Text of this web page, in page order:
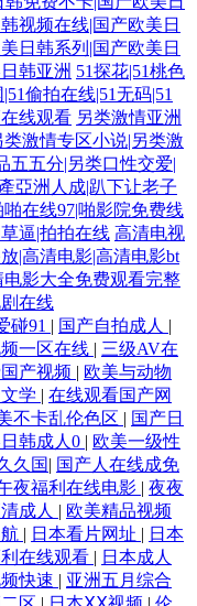
视频在线|国产欧美日
日韩系列|国产欧美日
韩亚洲 51探花|51桃色
偷拍在线|51无码|51
线观看 另类激情亚洲
激情专区小说|另类激
五五分|另类口性交爱|
亞洲人成|趴下让老子
在线97|啪影院免费线
逼|拍拍在线 高清电视
|高清电影|高清电影bt
影大全免费观看完整
在线
碰91 | 国产自拍成人 |
一区在线 | 三级AV在
产视频 | 欧美与动物
学 | 在线观看国产网
不卡乱伦色区 | 国产日
韩成人0 | 欧美一级性
久国| 国产人在线成免
夜福利在线电影 | 夜夜
成人 | 欧美精品视频
| 日本看片网址 | 日本
在线观看 | 日本成人
快速 | 亚洲五月综合